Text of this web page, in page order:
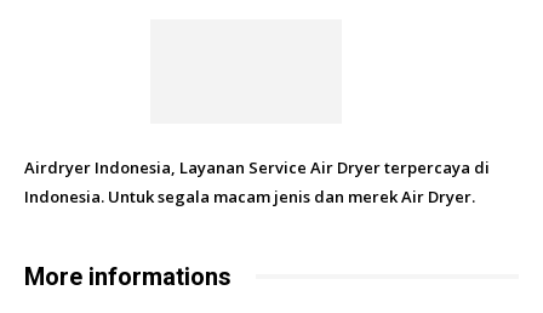
Airdryer Indonesia, Layanan Service Air Dryer terpercaya di
Indonesia. Untuk segala macam jenis dan merek Air Dryer.
More informations